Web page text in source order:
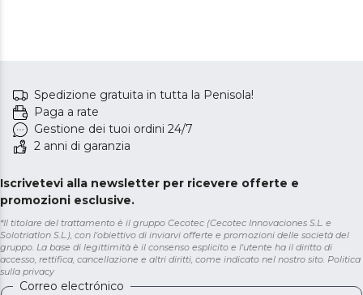
Spedizione gratuita in tutta la Penisola!
Paga a rate
Gestione dei tuoi ordini 24/7
2 anni di garanzia
Iscrivetevi alla newsletter per ricevere offerte e
promozioni esclusive.
*Il titolare del trattamento è il gruppo Cecotec (Cecotec Innovaciones S.L. e
Solotriatlon S.L.), con l'obiettivo di inviarvi offerte e promozioni delle società del
gruppo. La base di legittimità è il consenso esplicito e l'utente ha il diritto di
accesso, rettifica, cancellazione e altri diritti, come indicato nel nostro sito. Politica
sulla privacy
Correo electrónico